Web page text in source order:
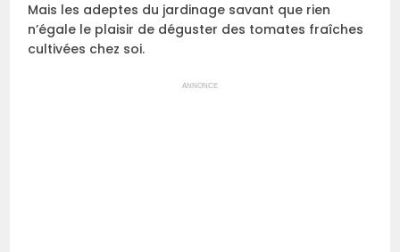
Mais les adeptes du jardinage savant que rien
n’égale le plaisir de déguster des tomates fraîches
cultivées chez soi.
ANNONCE